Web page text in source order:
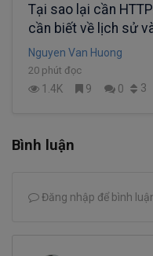
Tại sao lại cần
cần biết về lịch sử
(phần 1)
Nguyen Van Huong
20 phút đọc
1.4K 9 0 3
Bình luận
Đăng nhập để bình